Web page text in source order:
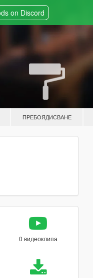
on Discord
ПРЕБОЯДИСВАНЕ
0 видеоклипа